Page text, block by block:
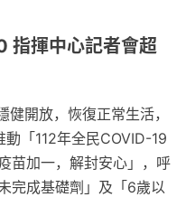
揮中心記者會超
開放，恢復正常生活，
「112年全民COVID-19
苗加一，解封安心」，呼
完成基礎劑」及「6歲以